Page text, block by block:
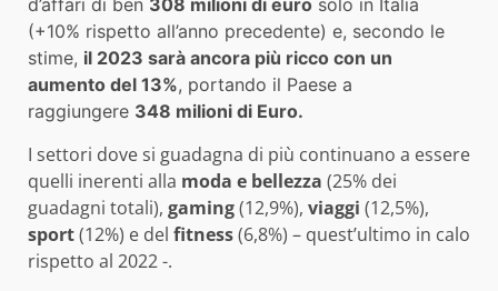
d’affari di ben 308 milioni di euro solo in Italia
(+10% rispetto all’anno precedente) e, secondo le
stime, il 2023 sarà ancora più ricco con un
aumento del 13%, portando il Paese a
raggiungere 348 milioni di Euro.
I settori dove si guadagna di più continuano a essere
quelli inerenti alla moda e bellezza (25% dei
guadagni totali), gaming(12,9%), viaggi (12,5%),
sport(12%) e del fitness(6,8%) – quest’ultimo in calo
rispetto al 2022 -.